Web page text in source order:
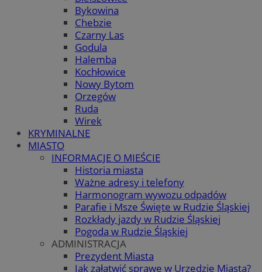
Bykowina
Chebzie
Czarny Las
Godula
Halemba
Kochłowice
Nowy Bytom
Orzegów
Ruda
Wirek
KRYMINALNE
MIASTO
INFORMACJE O MIEŚCIE
Historia miasta
Ważne adresy i telefony
Harmonogram wywozu odpadów
Parafie i Msze Święte w Rudzie Śląskiej
Rozkłady jazdy w Rudzie Śląskiej
Pogoda w Rudzie Śląskiej
ADMINISTRACJA
Prezydent Miasta
Jak załatwić sprawę w Urzędzie Miasta?